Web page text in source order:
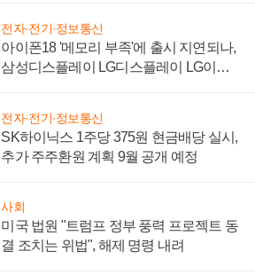
전자·전기·정보통신
아이폰18 '메모리 부족'에 출시 지연되나,
삼성디스플레이 LG디스플레이 LG이노
전자·전기·정보통신
SK하이닉스 1주당 375원 현금배당 실시,
추가 주주환원 계획 9월 공개 예정
사회
미국 법원 "트럼프 정부 풍력 프로젝트 동
결 조치는 위법", 해제 명령 내려